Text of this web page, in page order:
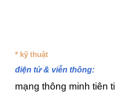
* kỹ thuật
điện tử & viễn thông:
mạng thông minh tiên